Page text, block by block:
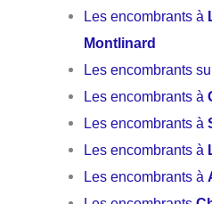
Les encombrants à
Montlinard
Les encombrants
Les encombrants à
Les encombrants à
Les encombrants à
Les encombrants à